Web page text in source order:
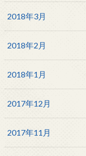
2018年3月
2018年2月
2018年1月
2017年12月
2017年11月